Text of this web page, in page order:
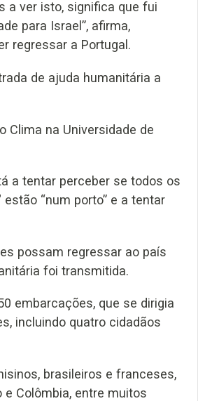
a ver isto, significa que fui
para Israel”, afirma,
regressar a Portugal.
de ajuda humanitária a
Clima na Universidade de
a tentar perceber se todos os
“num porto” e a tentar
possam regressar ao país
foi transmitida.
embarcações, que se dirigia
incluindo quatro cidadãos
brasileiros e franceses,
e Colômbia, entre muitos